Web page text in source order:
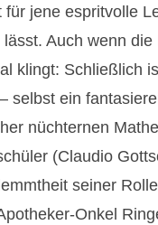
für jene espritvolle
Auch wenn
klingt: Schließlich
selbst ein
nüchternen
(Claudio
seiner
Onkel